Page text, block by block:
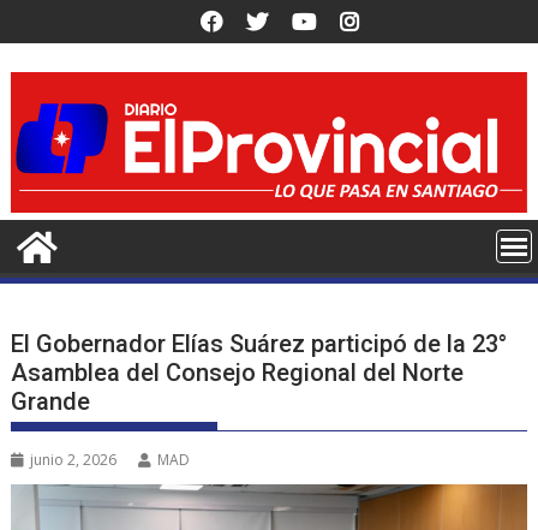
al
contenido
El Gobernador Elías Suárez participó de la 23°
Asamblea del Consejo Regional del Norte
Grande
junio 2, 2026 MAD